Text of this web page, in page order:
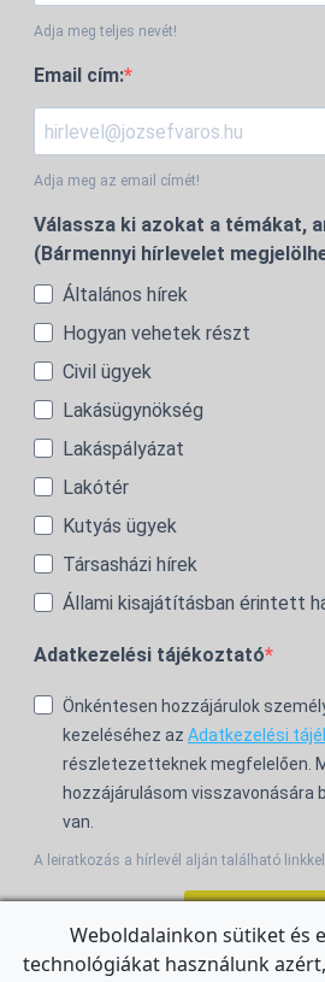
Adja meg teljes nevét!
Email cím:
Adja meg az email címét!
Válassza ki azokat a témákat,
(Bármennyi hírlevelet
Általános hírek
Hogyan vehetek részt
Civil ügyek
Lakásügynökség
Lakáspályázat
Lakótér
Kutyás ügyek
Társasházi hírek
Állami kisajátításban érintett
Adatkezelési tájékoztató
Önkéntesen hozzájárulok
kezeléséhez az Adatkezelési
részletezetteknek megfelelően.
hozzájárulásom visszavonására
van.
A leiratkozás a hírlevél alján található
Weboldalainkon sütiket és
technológiákat használunk